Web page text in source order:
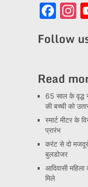
Follow
Read
65 साल के वृद्ध
की बच्ची को
स्मार्ट मीटर के
प्रारंभ
करंट से दो
बुलडोजर
आदिवासी
मिले